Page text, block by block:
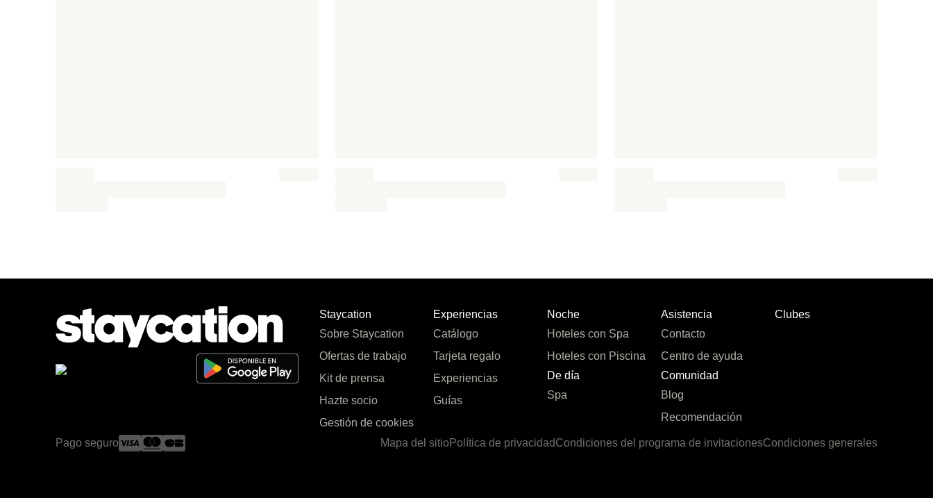
Staycation
Sobre Staycation
Ofertas de trabajo
Kit de prensa
Hazte socio
Gestión de cookies
Experiencias
Catálogo
Tarjeta regalo
Experiencias
Guías
Noche
Hoteles con Spa
Hoteles con Piscina
De día
Spa
Asistencia
Contacto
Centro de ayuda
Comunidad
Blog
Recomendación
Clubes
Pago seguro Mapa del sitioPolítica de privacidadCondiciones del programa de invitacionesCondiciones generales